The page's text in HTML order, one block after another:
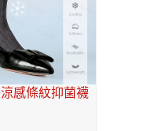
感條紋抑菌襪